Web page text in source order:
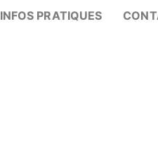
INFOS PRATIQUES